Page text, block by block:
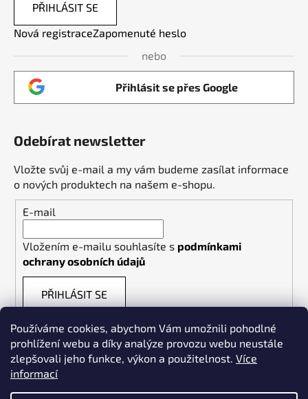
Používáme cookies, abychom Vám umožnili pohodlné
prohlížení webu a díky analýze provozu webu neustále
zlepšovali jeho funkce, výkon a použitelnost. Více
informací
PŘIHLÁSIT SE
Nová registraceZapomenuté heslo
nebo
Přihlásit se přes Google
Odebírat newsletter
Vložte svůj e-mail a my vám budeme zasílat informace
o nových produktech na našem e-shopu.
E-mail
Vložením e-mailu souhlasíte s podmínkami
ochrany osobních údajů
PŘIHLÁSIT SE